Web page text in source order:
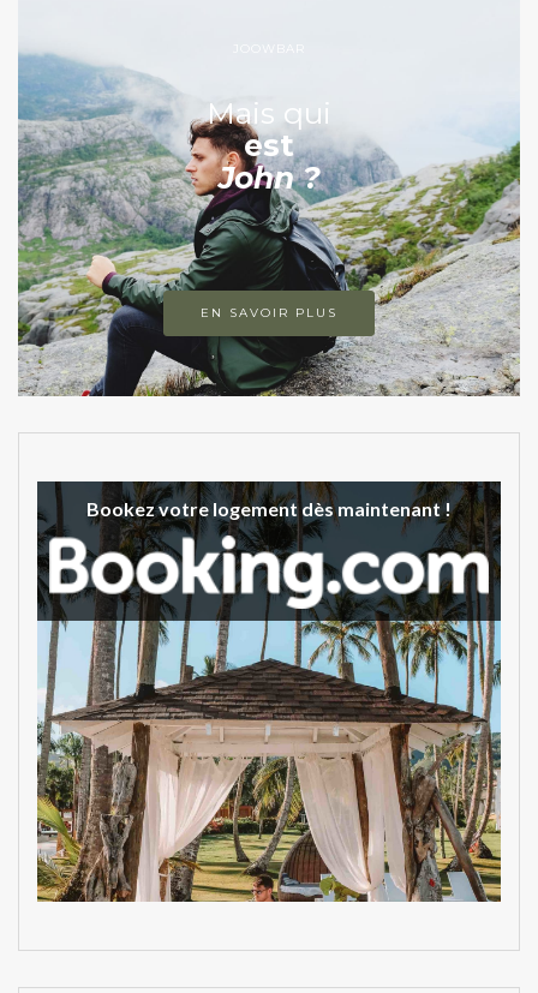
JOOWBAR
Mais qui
est
John ?
EN SAVOIR PLUS
Bookez votre logement dès maintenant !